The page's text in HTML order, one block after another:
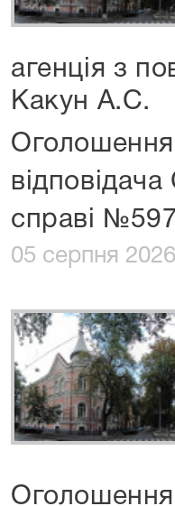
агенція з
Какун А.С.
Оголошення
справі
05 серпня
Оголошення